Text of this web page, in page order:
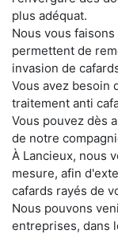
plus adéquat.
Nous vous
permettent de
invasion de
Vous avez besoin
traitement anti
Vous pouvez dès
de notre
À Lancieux, nous
mesure, afin
cafards rayés de
Nous pouvons
entreprises, dans